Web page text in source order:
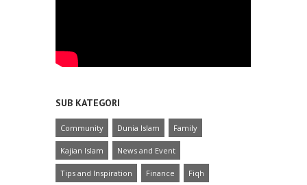
SUB KATEGORI
Community Dunia Islam Family
Kajian Islam News and Event
Tips and Inspiration Finance Fiqh